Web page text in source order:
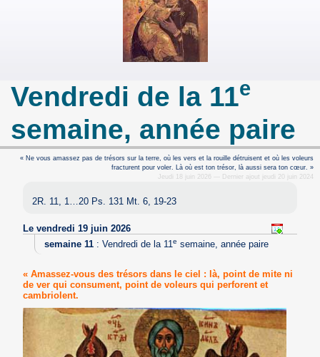
Vendredi de la 11e
semaine, année paire
« Ne vous amassez pas de trésors sur la terre, où les vers et la rouille détruisent et où les voleurs
fracturent pour voler. Là où est ton trésor, là aussi sera ton cœur. »
Jeudi 18 juin 2026 — Dernier ajout jeudi 20 juin 2024
2R. 11, 1…20 Ps. 131 Mt. 6, 19-23
Le vendredi 19 juin 2026
semaine 11: Vendredi de la 11e semaine, année paire
« Amassez-vous des trésors dans le ciel : là, point de mite ni
de ver qui consument, point de voleurs qui perforent et
cambriolent.